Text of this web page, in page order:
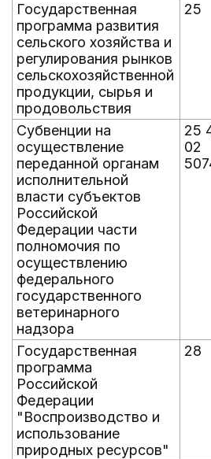
Государственная
программа развития
сельского хозяйства и
регулирования рынков
сельскохозяйственной
продукции, сырья и
продовольствия
25
Субвенции на
осуществление
переданной органам
исполнительной
власти субъектов
Российской
Федерации части
полномочия по
осуществлению
федерального
государственного
ветеринарного
надзора
25
02
Государственная
программа
Российской
Федерации
"Воспроизводство и
использование
природных ресурсов"
28